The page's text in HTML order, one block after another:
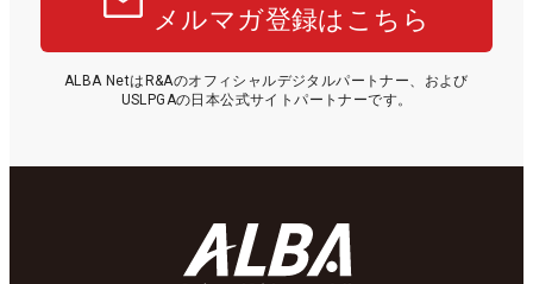
メルマガ登録はこちら
ALBA NetはR&Aのオフィシャルデジタルパートナー、および
USLPGAの日本公式サイトパートナーです。